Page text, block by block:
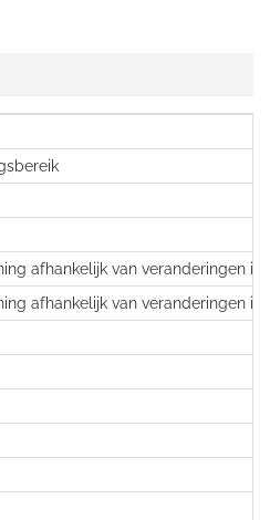
afhankelijk van veranderingen in
afhankelijk van veranderingen in